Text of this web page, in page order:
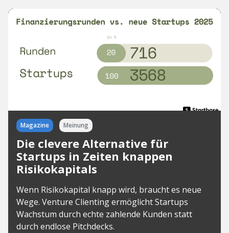
Magazine Meinung
Die clevere Alternative für
Startups in Zeiten knappen
Risikokapitals
Wenn Risikokapital knapp wird, braucht es neue
Wege. Venture Clienting ermöglicht Startups
Wachstum durch echte zahlende Kunden statt
durch endlose Pitchdecks.